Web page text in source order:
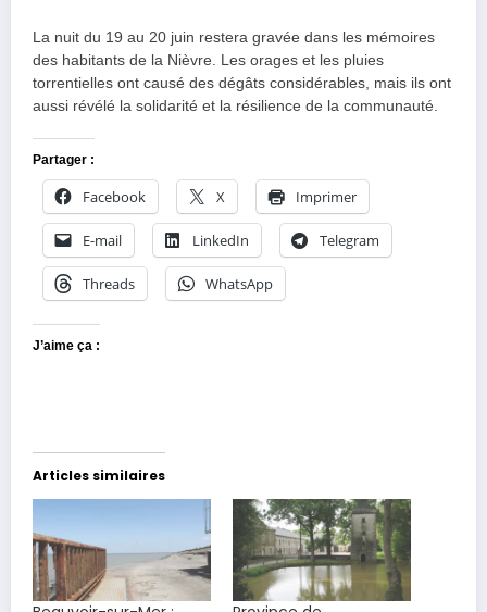
La nuit du 19 au 20 juin restera gravée dans les mémoires
des habitants de la Nièvre. Les orages et les pluies
torrentielles ont causé des dégâts considérables, mais ils ont
aussi révélé la solidarité et la résilience de la communauté.
Partager :
Facebook X Imprimer
E-mail LinkedIn Telegram
Threads WhatsApp
J’aime ça :
Articles similaires